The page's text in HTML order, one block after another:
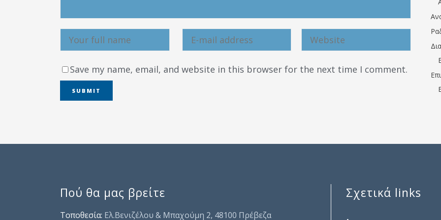
Save my name, email, and website in this browser for the next time I comment.
Πού θα μας βρείτε
Τοποθεσία: Ελ.Βενιζέλου & Μπαχούμη 2, 48100 Πρέβεζα
Σχετικά links
.